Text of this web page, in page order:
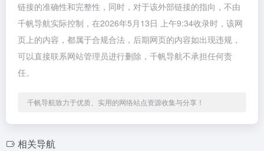
链接的准确性和完整性，同时，对于该外部链接的指向，不由
千帆导航实际控制，在2026年5月13日 上午9:34收录时，该网
页上的内容，都属于合规合法，后期网页的内容如出现违规，
可以直接联系网站管理员进行删除，千帆导航不承担任何责
任。
千帆导航致力于优质、实用的网络站点资源收集与分享！
相关导航